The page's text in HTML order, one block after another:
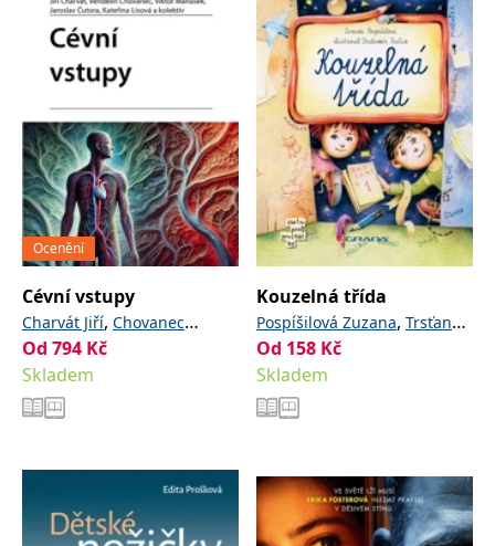
Ocenění
Cévní vstupy
Charvát Jiří, Chovanec
Vendelín ,Maňásek Viktor
Čutora Jaroslav
Kateřina
Od 794 Kč
Skladem
Kouzelná třída
Pospíšilová Zuzana, Trsťan
Drahomír
Od 158 Kč
Skladem